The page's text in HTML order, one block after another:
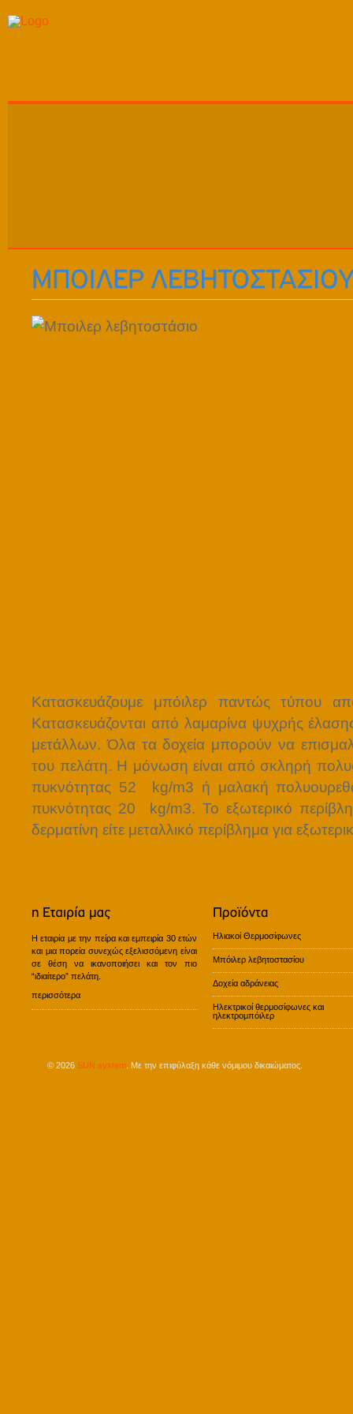
Κατασκευάζουμε μπόιλερ παντώς τύπου
Κατασκευάζονται από λαμαρίνα ψυχρής
μετάλλων. Όλα τα δοχεία μπορούν να
του πελάτη. Η μόνωση είναι από σκληρή
πυκνότητας 52 kg/m3 ή μαλακή
πυκνότητας 20 kg/m3. Το εξωτερικό
δερματίνη είτε μεταλλικό περίβλημα για
Η εταιρία με την πείρα και εμπειρία 30 ετών
και μια πορεία συνεχώς εξελισσόμενη είναι
σε θέση να ικανοποιήσει και τον πιο
“ιδιαίτερο” πελάτη.
περισσότερα
Ηλιακοί Θερμοσίφωνες
Μπόιλερ λεβητοστασίου
Δοχεία αδράνειας
Ηλεκτρικοί θερμοσίφωνες και
ηλεκτρομπόιλερ
© 2026 SUN system . Με την επιφύλαξη κάθε νόμιμου δικαιώματος.